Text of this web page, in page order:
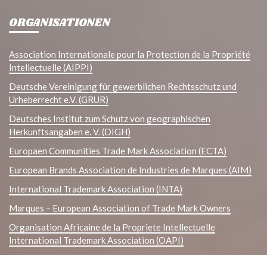
ORGANISATIONEN
Association Internationale pour la Protection de la Propriété
Intellectuelle (AIPPI)
Deutsche Vereinigung für gewerblichen Rechtsschutz und
Urheberrecht e.V. (GRUR)
Deutsches Institut zum Schutz von geographischen
Herkunftsangaben e. V. (DIGH)
Europaen Communities Trade Mark Association (ECTA)
European Brands Association de Industries de Marques (AIM)
International Trademark Association (INTA)
Marques – European Association of Trade Mark Owners
Organisation Africaine de la Propriete Intellectuelle
International Trademark Association (OAPI)